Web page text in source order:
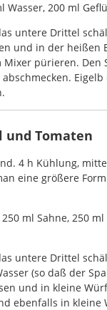
Wasser, 200 ml
untere Drittel
und in der
pürieren.
und Tomaten
4 h Kühlung,
eine größere
ml Sahne, 250
untere Drittel
(so daß der
und in kleine
ebenfalls in kleine